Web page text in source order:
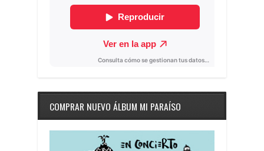
COMPRAR NUEVO ÁLBUM MI PARAÍSO